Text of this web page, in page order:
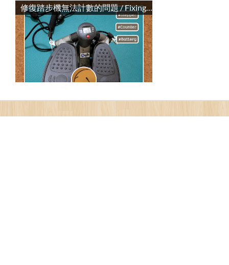
修復踏步機無法計數的問題 / Fixing the Counter of Stepper